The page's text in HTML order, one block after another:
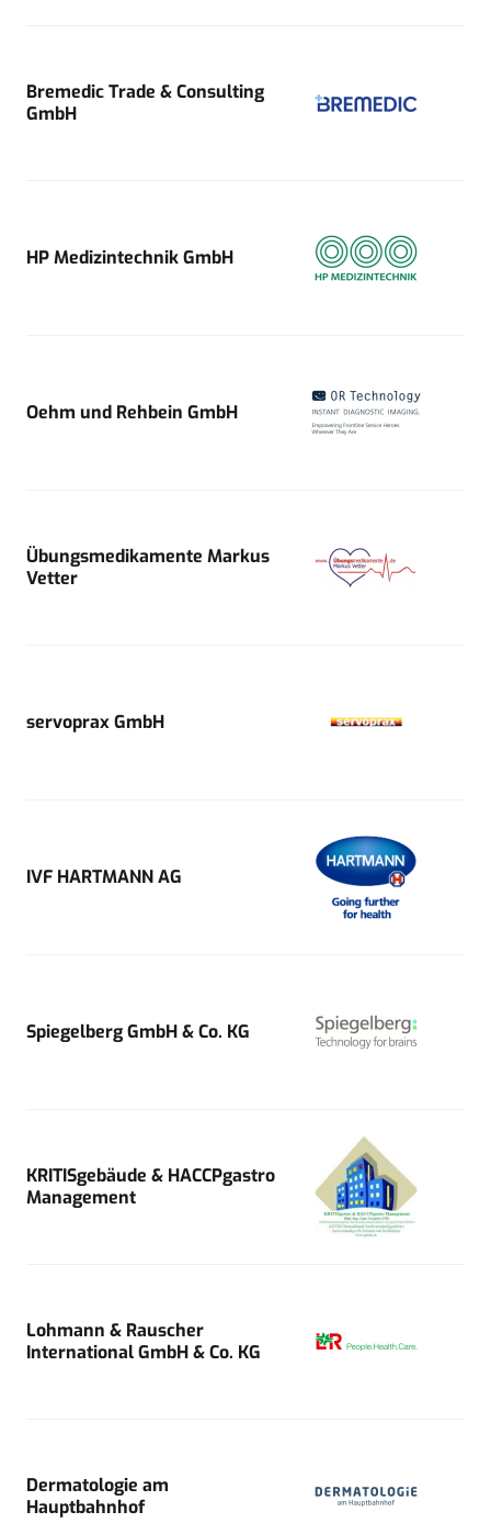
Bremedic Trade & Consulting
GmbH
HP Medizintechnik GmbH
Oehm und Rehbein GmbH
Übungsmedikamente Markus
Vetter
servoprax GmbH
IVF HARTMANN AG
Spiegelberg GmbH & Co. KG
KRITISgebäude & HACCPgastro
Management
Lohmann & Rauscher
International GmbH & Co. KG
Dermatologie am
Hauptbahnhof